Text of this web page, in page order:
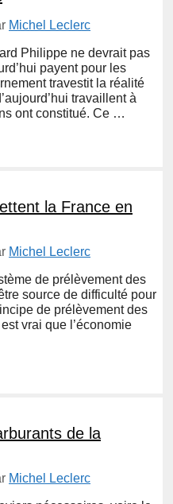
Michel Leclerc
Philippe ne devrait pas
payent pour les
travestit la réalité
travaillent à
ont constitué. Ce …
la France en
Michel Leclerc
de prélèvement des
source de difficulté pour
de prélèvement des
vrai que l’économie
de la
Michel Leclerc